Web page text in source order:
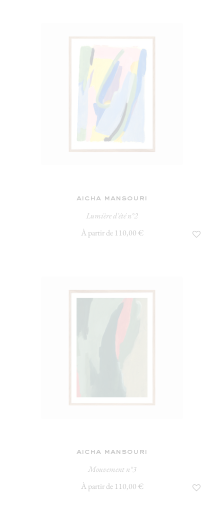
aicha mansouri
Lumière d'été n°2
À partir de 110,00 €
aicha mansouri
Mouvement n°3
À partir de 110,00 €